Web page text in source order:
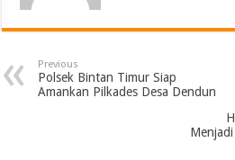
Previous
Polsek Bintan Timur Siap
Amankan Pilkades Desa Dendun